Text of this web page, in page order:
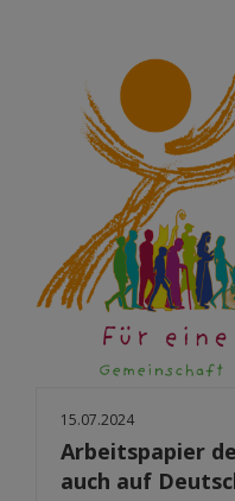
15.07.2024
Arbeitspapier
auch auf